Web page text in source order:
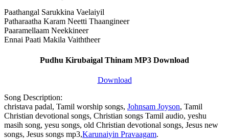
Paathangal Sarukkina Vaelaiyil
Patharaatha Karam Neetti Thaangineer
Paaramellaam Neekkineer
Ennai Paati Makila Vaiththeer
Pudhu Kirubaigal Thinam MP3 Download
Download
Song Description:
christava padal, Tamil worship songs, Johnsam Joyson, Tamil
Christian devotional songs, Christian songs Tamil audio, yeshu
masih song, yesu songs, old Christian devotional songs, Jesus new
songs, Jesus songs mp3,Karunaiyin Pravaagam.